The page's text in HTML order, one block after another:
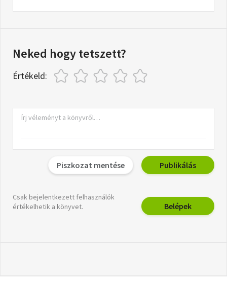
Neked hogy tetszett?
Értékeld:
Piszkozat mentése Publikálás
Csak bejelentkezett felhasználók
értékelhetik a könyvet.
Belépek